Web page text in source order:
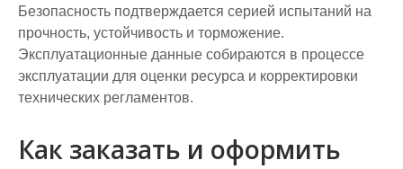
Безопасность подтверждается серией испытаний на
прочность, устойчивость и торможение.
Эксплуатационные данные собираются в процессе
эксплуатации для оценки ресурса и корректировки
технических регламентов.
Как заказать и оформить